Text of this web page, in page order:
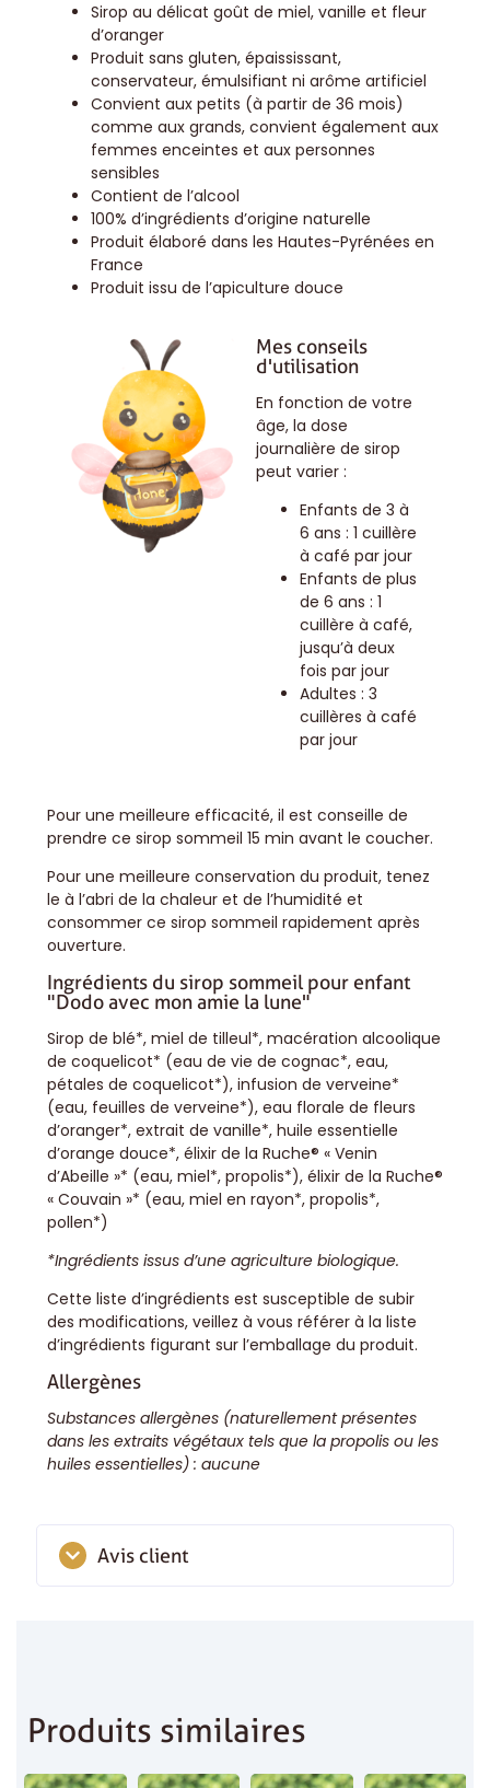
Sirop au délicat goût de miel, vanille et fleur
d’oranger
Produit sans gluten, épaississant,
conservateur, émulsifiant ni arôme artificiel
Convient aux petits (à partir de 36 mois)
comme aux grands, convient également aux
femmes enceintes et aux personnes
sensibles
Contient de l’alcool
100% d’ingrédients d’origine naturelle
Produit élaboré dans les Hautes-Pyrénées en
France
Produit issu de l’apiculture douce
Mes conseils
d'utilisation
En fonction de votre
âge, la dose
journalière de sirop
peut varier :
Enfants de 3 à
6 ans : 1 cuillère
à café par jour
Enfants de plus
de 6 ans : 1
cuillère à café,
jusqu’à deux
fois par jour
Adultes : 3
cuillères à café
par jour
Pour une meilleure efficacité, il est conseille de
prendre ce sirop sommeil 15 min avant le coucher.
Pour une meilleure conservation du produit, tenez
le à l’abri de la chaleur et de l’humidité et
consommer ce sirop sommeil rapidement après
ouverture.
Ingrédients du sirop sommeil pour enfant
"Dodo avec mon amie la lune"
Sirop de blé*, miel de tilleul*, macération alcoolique
de coquelicot* (eau de vie de cognac*, eau,
pétales de coquelicot*), infusion de verveine*
(eau, feuilles de verveine*), eau florale de fleurs
d’oranger*, extrait de vanille*, huile essentielle
d’orange douce*, élixir de la Ruche® « Venin
d’Abeille »* (eau, miel*, propolis*), élixir de la Ruche®
« Couvain »* (eau, miel en rayon*, propolis*,
pollen*)
*Ingrédients issus d’une agriculture biologique.
Cette liste d’ingrédients est susceptible de subir
des modifications, veillez à vous référer à la liste
d’ingrédients figurant sur l’emballage du produit.
Allergènes
Substances allergènes (naturellement présentes
dans les extraits végétaux tels que la propolis ou les
huiles essentielles) : aucune
Avis client
Produits similaires